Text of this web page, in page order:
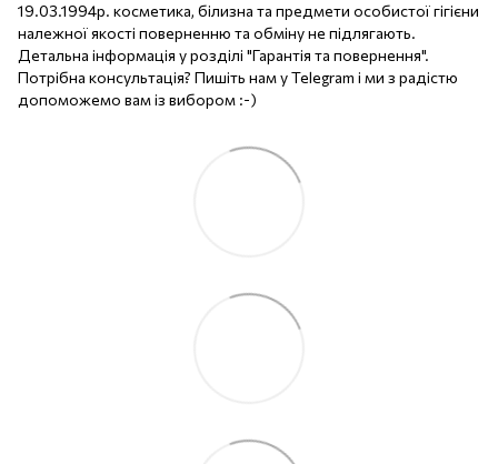
19.03.1994р. косметика, білизна та предмети особистої гігієни
належної якості поверненню та обміну не підлягають.
Детальна інформація у розділі "Гарантія та повернення".
Потрібна консультація? Пишіть нам у Telegram і ми з радістю
допоможемо вам із вибором :-)